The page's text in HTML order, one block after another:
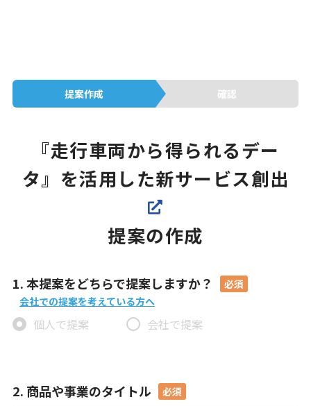
提案作成 確認
『走行車両から得られるデー
タ』を活用した新サービス創出
提案の作成
1. 本提案をどちらで提案しますか？
会社での提案を考えている方へ
個人で提案 会社で提案
2. 商品や事業のタイトル